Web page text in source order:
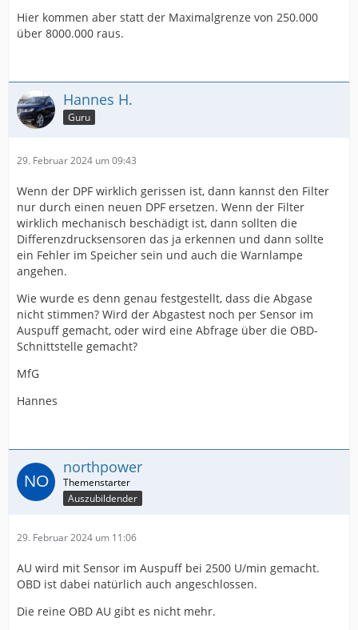
Hier kommen aber statt der Maximalgrenze von 250.000
über 8000.000 raus.
Hannes H.
Guru
29. Februar 2024 um 09:43
Wenn der DPF wirklich gerissen ist, dann kannst den Filter
nur durch einen neuen DPF ersetzen. Wenn der Filter
wirklich mechanisch beschädigt ist, dann sollten die
Differenzdrucksensoren das ja erkennen und dann sollte
ein Fehler im Speicher sein und auch die Warnlampe
angehen.
Wie wurde es denn genau festgestellt, dass die Abgase
nicht stimmen? Wird der Abgastest noch per Sensor im
Auspuff gemacht, oder wird eine Abfrage über die OBD-
Schnittstelle gemacht?
MfG
Hannes
northpower
Auszubildender
29. Februar 2024 um 11:06
AU wird mit Sensor im Auspuff bei 2500 U/min gemacht.
OBD ist dabei natürlich auch angeschlossen.
Die reine OBD AU gibt es nicht mehr.